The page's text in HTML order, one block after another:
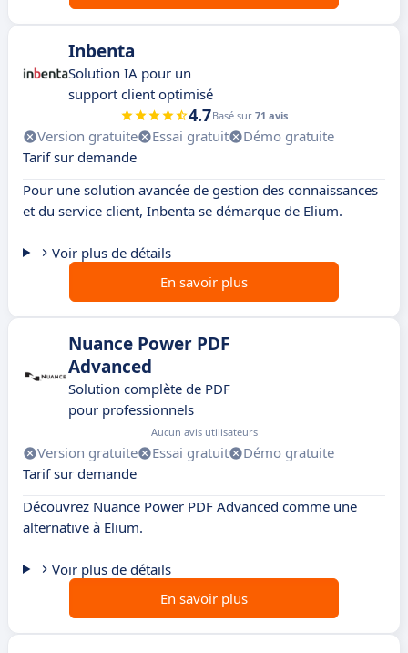
Inbenta
Solution IA pour un
support client optimisé
4.7Basé sur 71 avis
Version gratuite Essai gratuit
Démo gratuite
Tarif sur demande
Pour une solution avancée de gestion des connaissances
et du service client, Inbenta se démarque de Elium.
Voir plus de détails
En savoir plus
Nuance Power PDF
Advanced
Solution complète de PDF
pour professionnels
Aucun avis utilisateurs
Version gratuite Essai gratuit
Démo gratuite
Tarif sur demande
Découvrez Nuance Power PDF Advanced comme une
alternative à Elium.
Voir plus de détails
En savoir plus